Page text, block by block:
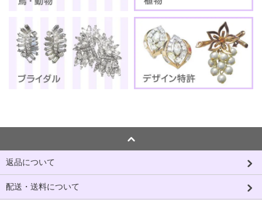
返品について
配送・送料について